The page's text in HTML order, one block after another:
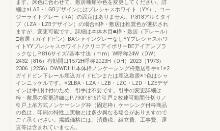
ます。床色に合わせて、敷居種類や色を変更してください。詳
細は※LAB・LGBデザインにはプレシャスホワイト（YY）、コー
ジーライトグレー（RA）の設定はありません。P.818アルミタイ
プ（LZA・LZBデザイン）の場合※枠・敷居は推奨色が選択され
ますが、変更可能です。詳細は本体木目■枠・敷居（下レール）
□敷居（ガイドピン）BAシャイングレーなしYYプレシャスホワ
イトYYプレシャスホワイト/クリエアイボリーBEアイアンブラ
ックなしP.816サイズ/基本寸法（mm）W呼称24W（DW）
2432（816）有効開口1572H呼称2023H（DH）2023（1973）
2306（2256）DWWDHH本体枠ノンケーシング枠敷居引手※1※2
ガイドピン下レール埋込ガイドピンまたは埋込敷居※1色はシャ
インニッケルです。※2LBA・LZA・LZB・LZC・LZD・LZEデザ
インは手掛け付のため、引手は不要です。引手の変更詳細は
枠・敷居の変更詳細はP.790P.816片引戸２枚建可動間仕切り／
引戸上吊方式ノンケーシング枠（固定枠）ケーシング付枠商品
の色は、印刷の特性上実物とは多少異なる場合がありますので
ご了承ください。掲載価格には、消費税、組立費、工事費、運
賃等は含まれていません。